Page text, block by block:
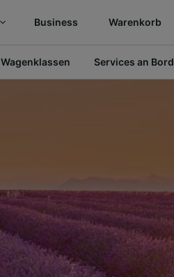
Business Warenkorb
Wagenklassen Services an Bord